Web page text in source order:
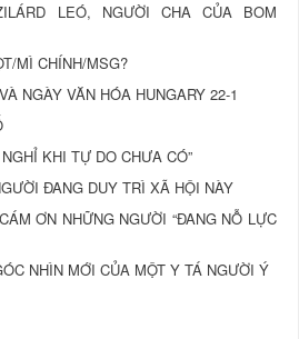
LEÓ, NGƯỜI CHA CỦA BOM
MÌ CHÍNH/MSG?
NGÀY VĂN HÓA HUNGARY 22-1
KHI TỰ DO CHƯA CÓ”
ĐANG DUY TRÌ XÃ HỘI NÀY
ƠN NHỮNG NGƯỜI “ĐANG NỖ LỰC
NHÌN MỚI CỦA MỘT Y TÁ NGƯỜI Ý